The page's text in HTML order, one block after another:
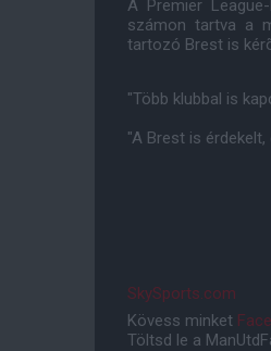
A Premier
számon tartva a
tartozó Brest is
"Több klubbal is
"A Brest is
SkySports.com
Kövess minket
Töltsd le a